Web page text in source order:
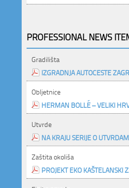
PROFESSIONAL NEWS
Gradilišta
IZGRADNJA AUTOCESTE
Obljetnice
HERMAN BOLLÉ – VELIKI
Utvrde
NA KRAJU SERIJE O
Zaštita okoliša
PROJEKT EKO KAŠTELANSKI